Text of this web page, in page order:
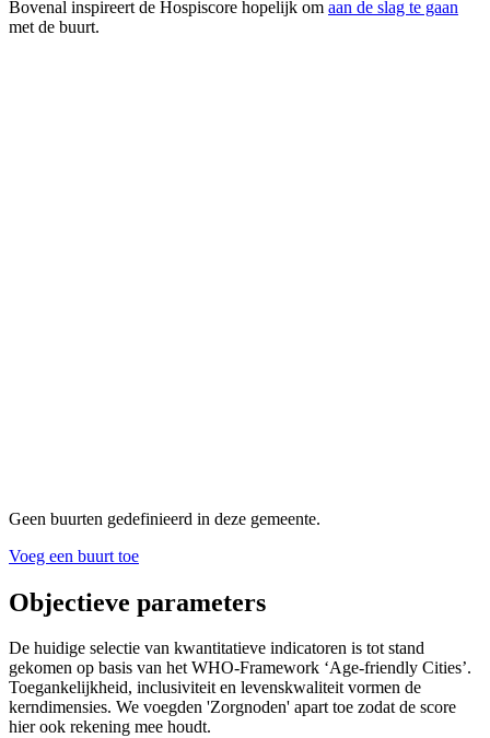
Bovenal inspireert de Hospiscore hopelijk om aan de slag te gaan
met de buurt.
Geen buurten gedefinieerd in deze gemeente.
Voeg een buurt toe
Objectieve parameters
De huidige selectie van kwantitatieve indicatoren is tot stand
gekomen op basis van het WHO-Framework ‘Age-friendly Cities’.
Toegankelijkheid, inclusiviteit en levenskwaliteit vormen de
kerndimensies. We voegden 'Zorgnoden' apart toe zodat de score
hier ook rekening mee houdt.